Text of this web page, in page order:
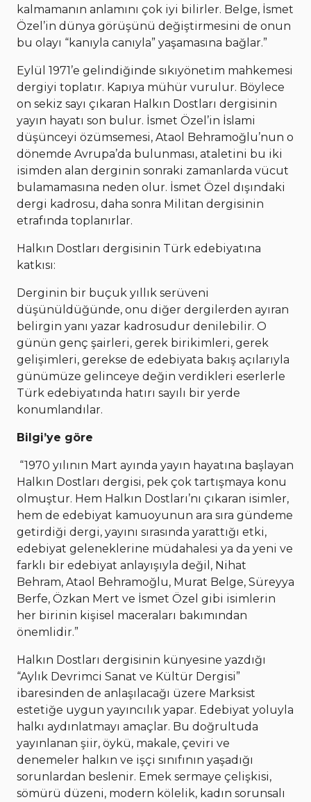
kalmamanın anlamını çok iyi bilirler. Belge, İsmet
Özel’in dünya görüşünü değiştirmesini de onun
bu olayı “kanıyla canıyla” yaşamasına bağlar.”
Eylül 1971’e gelindiğinde sıkıyönetim mahkemesi
dergiyi toplatır. Kapıya mühür vurulur. Böylece
on sekiz sayı çıkaran Halkın Dostları dergisinin
yayın hayatı son bulur. İsmet Özel’in İslami
düşünceyi özümsemesi, Ataol Behramoğlu’nun o
dönemde Avrupa’da bulunması, ataletini bu iki
isimden alan derginin sonraki zamanlarda vücut
bulamamasına neden olur. İsmet Özel dışındaki
dergi kadrosu, daha sonra Militan dergisinin
etrafında toplanırlar.
Halkın Dostları dergisinin Türk edebiyatına
katkısı:
Derginin bir buçuk yıllık serüveni
düşünüldüğünde, onu diğer dergilerden ayıran
belirgin yanı yazar kadrosudur denilebilir. O
günün genç şairleri, gerek birikimleri, gerek
gelişimleri, gerekse de edebiyata bakış açılarıyla
günümüze gelinceye değin verdikleri eserlerle
Türk edebiyatında hatırı sayılı bir yerde
konumlandılar.
Bilgi’ye göre
“1970 yılının Mart ayında yayın hayatına başlayan
Halkın Dostları dergisi, pek çok tartışmaya konu
olmuştur. Hem Halkın Dostları’nı çıkaran isimler,
hem de edebiyat kamuoyunun ara sıra gündeme
getirdiği dergi, yayını sırasında yarattığı etki,
edebiyat geleneklerine müdahalesi ya da yeni ve
farklı bir edebiyat anlayışıyla değil, Nihat
Behram, Ataol Behramoğlu, Murat Belge, Süreyya
Berfe, Özkan Mert ve İsmet Özel gibi isimlerin
her birinin kişisel maceraları bakımından
önemlidir.”
Halkın Dostları dergisinin künyesine yazdığı
“Aylık Devrimci Sanat ve Kültür Dergisi”
ibaresinden de anlaşılacağı üzere Marksist
estetiğe uygun yayıncılık yapar. Edebiyat yoluyla
halkı aydınlatmayı amaçlar. Bu doğrultuda
yayınlanan şiir, öykü, makale, çeviri ve
denemeler halkın ve işçi sınıfının yaşadığı
sorunlardan beslenir. Emek sermaye çelişkisi,
sömürü düzeni, modern kölelik, kadın sorunsalı